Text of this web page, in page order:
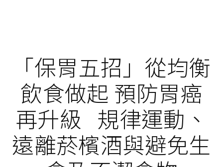
「保胃五招」從均衡
飲食做起 預防胃癌
再升級 規律運動、
遠離菸檳酒與避免生